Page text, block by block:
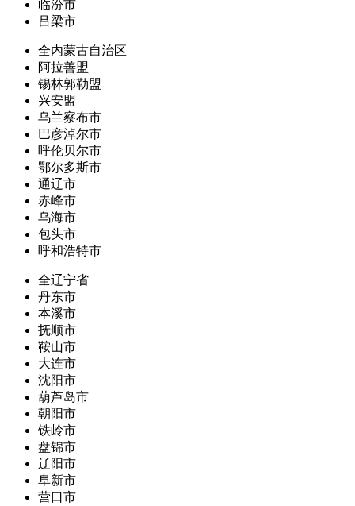
临汾市
吕梁市
全内蒙古自治区
阿拉善盟
锡林郭勒盟
兴安盟
乌兰察布市
巴彦淖尔市
呼伦贝尔市
鄂尔多斯市
通辽市
赤峰市
乌海市
包头市
呼和浩特市
全辽宁省
丹东市
本溪市
抚顺市
鞍山市
大连市
沈阳市
葫芦岛市
朝阳市
铁岭市
盘锦市
辽阳市
阜新市
营口市